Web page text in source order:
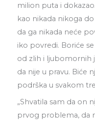
milion puta i
kao nikada nikoga
da ga nikada neće
iko povredi. Boriće
od zlih i ljubomornih
da nije u pravu. Biće
podrška u svakom
„Shvatila sam da on
prvog problema, da